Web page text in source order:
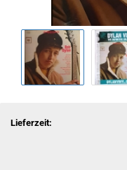
Lieferzeit: